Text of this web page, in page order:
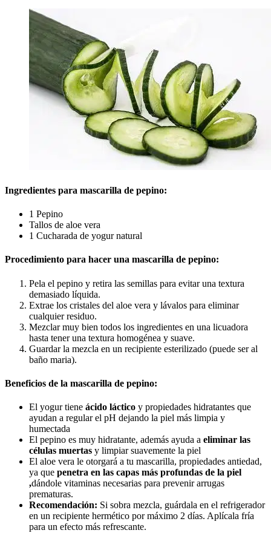
Ingredientes para mascarilla de pepino:
1 Pepino
Tallos de aloe vera
1 Cucharada de yogur natural
Procedimiento para hacer una mascarilla de pepino:
Pela el pepino y retira las semillas para evitar una textura
demasiado líquida.
Extrae los cristales del aloe vera y lávalos para eliminar
cualquier residuo.
Mezclar muy bien todos los ingredientes en una licuadora
hasta tener una textura homogénea y suave.
Guardar la mezcla en un recipiente esterilizado (puede ser al
baño maria).
Beneficios de la mascarilla de pepino:
El yogur tiene ácido láctico y propiedades hidratantes que
ayudan a regular el pH dejando la piel más limpia y
humectada
El pepino es muy hidratante, además ayuda a eliminar las
células muertas y limpiar suavemente la piel
El aloe vera le otorgará a tu mascarilla, propiedades antiedad,
ya que penetra en las capas más profundas de la piel
,dándole vitaminas necesarias para prevenir arrugas
prematuras.
Recomendación: Si sobra mezcla, guárdala en el refrigerador
en un recipiente hermético por máximo 2 días. Aplícala fría
para un efecto más refrescante.